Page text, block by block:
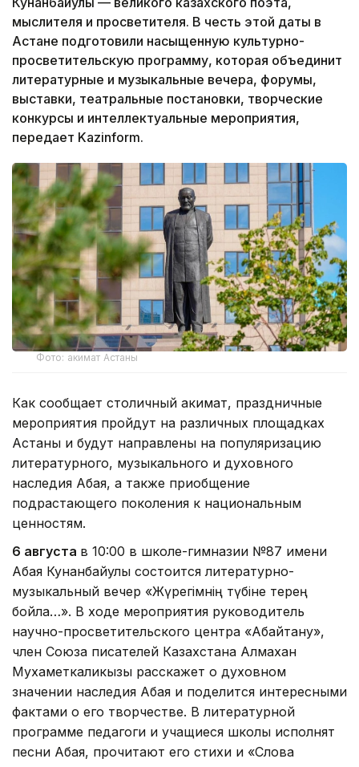
мыслителя и просветителя. В честь этой даты в
Астане подготовили насыщенную культурно-
просветительскую программу, которая объединит
литературные и музыкальные вечера, форумы,
выставки, театральные постановки, творческие
конкурсы и интеллектуальные мероприятия,
передает Kazinform.
Фото: акимат Астаны
Как сообщает столичный акимат, праздничные
мероприятия пройдут на различных площадках
Астаны и будут направлены на популяризацию
литературного, музыкального и духовного
наследия Абая, а также приобщение
подрастающего поколения к национальным
ценностям.
6 августа в 10:00 в школе-гимназии №87 имени
Абая Кунанбайулы состоится литературно-
музыкальный вечер «Жүрегімнің түбіне терең
бойла…». В ходе мероприятия руководитель
научно-просветительского центра «Абайтану»,
член Союза писателей Казахстана Алмахан
Мухаметкаликызы расскажет о духовном
значении наследия Абая и поделится интересными
фактами о его творчестве. В литературной
программе педагоги и учащиеся школы исполнят
песни Абая, прочитают его стихи и «Слова